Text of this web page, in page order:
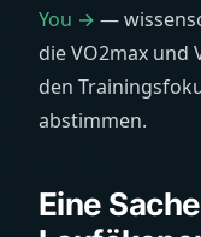
You → —
die VO2max und
den
abstimmen.
Eine